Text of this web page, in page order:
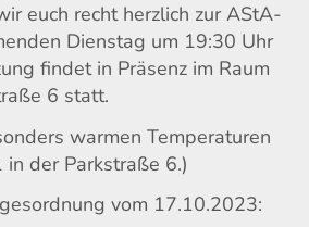
euch recht herzlich zur AStA-
Dienstag um 19:30 Uhr
findet in Präsenz im Raum
6 statt.
warmen Temperaturen
der Parkstraße 6.)
vom 17.10.2023: